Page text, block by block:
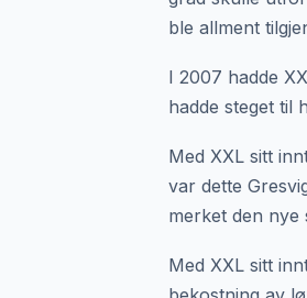
ble allment
I 2007 hadde
hadde steget til
Med XXL sitt
var dette
merket den nye
Med XXL sitt